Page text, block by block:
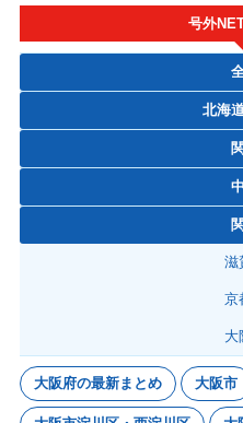
号外
北海
滋
京
大
大阪府の最新まとめ 大阪市